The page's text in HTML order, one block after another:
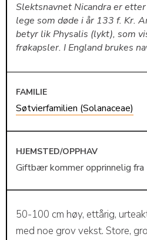
Slektsnavnet Nicandra er
lege som døde i år 133 f. Kr.
betyr lik Physalis (lykt), som
frøkapsler. I England brukes
FAMILIE
Søtvierfamilien (Solanaceae)
HJEMSTED/OPPHAV
Giftbær kommer opprinnelig fra
50-100 cm høy, ettårig,
med noe grov vekst. Store,